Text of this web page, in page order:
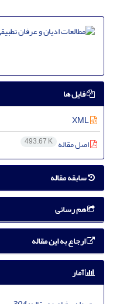
فایل ها
اصل مقاله 493.67 K
سابقه مقاله
هم رسانی
ارجاع به این مقاله
آمار